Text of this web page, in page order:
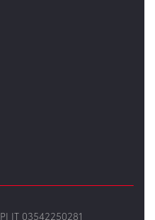
PI IT 03542250281